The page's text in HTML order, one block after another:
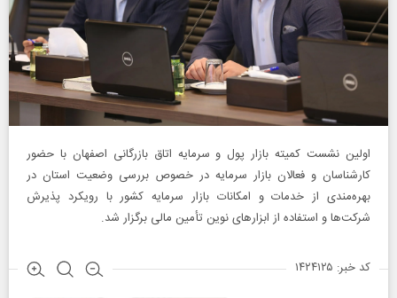
اولین نشست کمیته بازار پول و سرمایه اتاق بازرگانی اصفهان با حضور
کارشناسان و فعالان بازار سرمایه در خصوص بررسی وضعیت استان در
بهره‌مندی از خدمات و امکانات بازار سرمایه کشور با رویکرد پذیرش
شرکت‌ها و استفاده از ابزارهای نوین تأمین مالی برگزار شد.
کد خبر: ۱۴۲۴۱۲۵